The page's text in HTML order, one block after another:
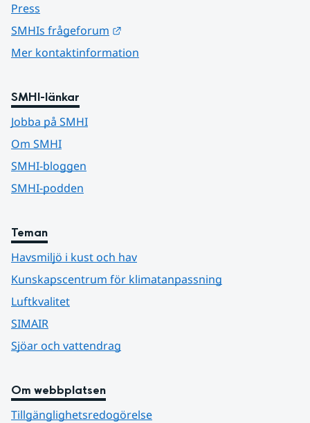
Press
SMHIs frågeforum
Mer kontaktinformation
SMHI-länkar
Jobba på SMHI
Om SMHI
SMHI-bloggen
SMHI-podden
Teman
Havsmiljö i kust och hav
Kunskapscentrum för klimatanpassning
Luftkvalitet
SIMAIR
Sjöar och vattendrag
Om webbplatsen
Tillgänglighetsredogörelse